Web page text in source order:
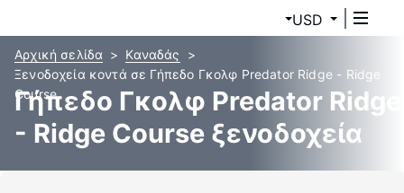
USD
Αρχική σελίδα
Καναδάς
Ξενοδοχεία κοντά σε Γήπεδο Γκολφ Predator Ridge - Ridge
Course
Γήπεδο Γκολφ Predator Ridge
- Ridge Course ξενοδοχεία